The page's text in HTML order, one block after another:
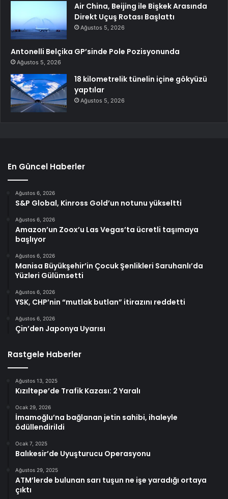
Air China, Beijing ile Bişkek Arasında
Direkt Uçuş Rotası Başlattı
Ağustos 5, 2026
Antonelli Belçika GP’sinde Pole Pozisyonunda
Ağustos 5, 2026
18 kilometrelik tünelin içine gökyüzü
yaptılar
Ağustos 5, 2026
En Güncel Haberler
Ağustos 6, 2026
S&P Global, Kinross Gold’un notunu yükseltti
Ağustos 6, 2026
Amazon’un Zoox’u Las Vegas’ta ücretli taşımaya
başlıyor
Ağustos 6, 2026
Manisa Büyükşehir’in Çocuk Şenlikleri Saruhanlı’da
Yüzleri Gülümsetti
Ağustos 6, 2026
YSK, CHP’nin “mutlak butlan” itirazını reddetti
Ağustos 6, 2026
Çin’den Japonya Uyarısı
Rastgele Haberler
Ağustos 13, 2025
Kızıltepe’de Trafik Kazası: 2 Yaralı
Ocak 29, 2026
İmamoğlu’na bağlanan jetin sahibi, ihaleyle
ödüllendirildi
Ocak 7, 2025
Balıkesir’de Uyuşturucu Operasyonu
Ağustos 29, 2025
ATM’lerde bulunan sarı tuşun ne işe yaradığı ortaya
çıktı